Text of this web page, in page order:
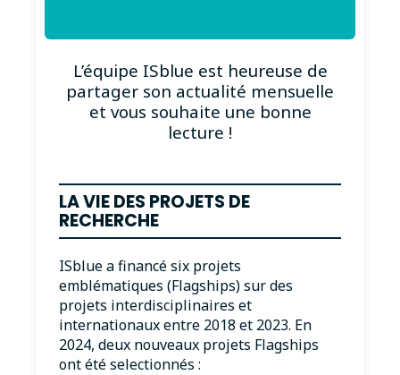
L’équipe ISblue est heureuse de
partager son actualité mensuelle
et vous souhaite une bonne
lecture !
LA VIE DES PROJETS DE
RECHERCHE
ISblue a financé six projets
emblématiques (Flagships) sur des
projets interdisciplinaires et
internationaux entre 2018 et 2023. En
2024, deux nouveaux projets Flagships
ont été selectionnés :